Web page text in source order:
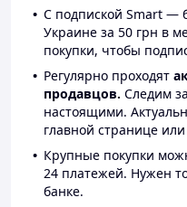
С подпиской Smart —
Украине за 50 грн в
покупки, чтобы
Регулярно проходят
продавцов. Следим
настоящими.
главной странице
Крупные покупки
24 платежей. Нужен
банке.